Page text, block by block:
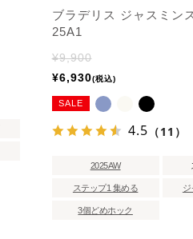
ブラデリス ジャスミン
25A1
¥9,900
¥6,930 税込
SALE
4.5 （11）
2025AW
ステップ1 集める
3個どめホック